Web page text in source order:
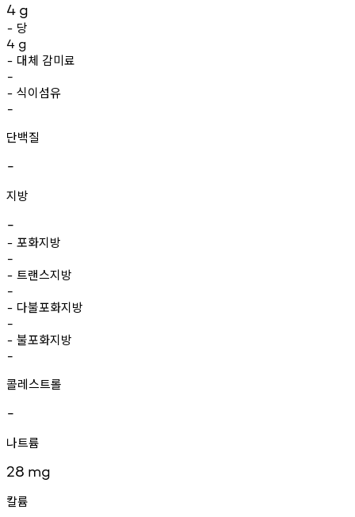
4 g
- 당
4 g
- 대체 감미료
-
- 식이섬유
-
단백질
-
지방
-
- 포화지방
-
- 트랜스지방
-
- 다불포화지방
-
- 불포화지방
-
콜레스트롤
-
나트륨
28 mg
칼륨